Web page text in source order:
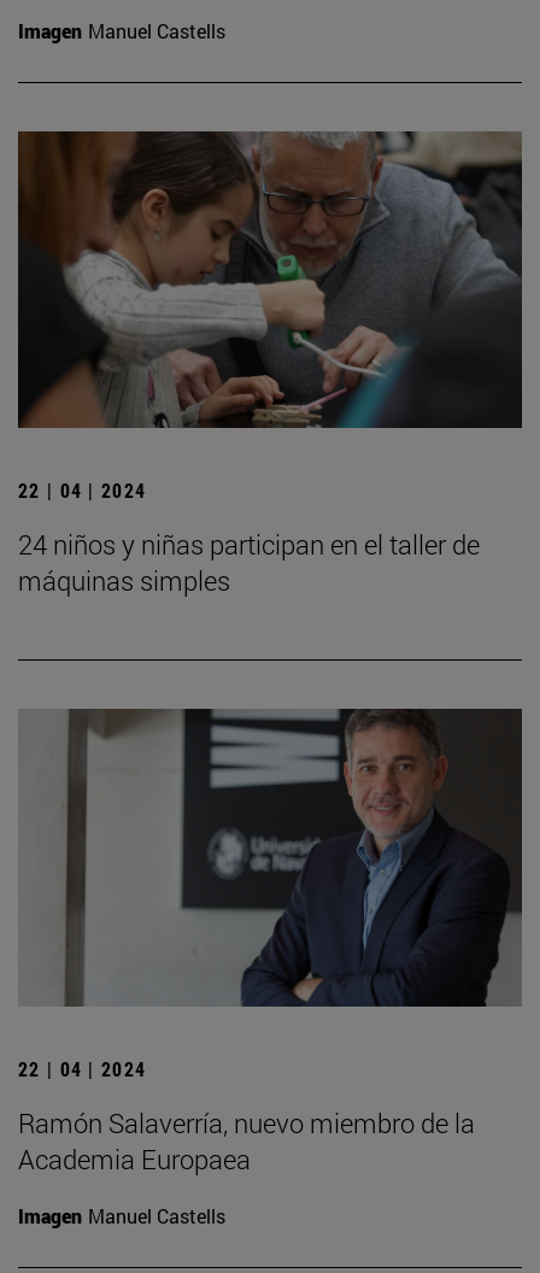
Imagen Manuel Castells
22 | 04 | 2024
24 niños y niñas participan en el taller de
máquinas simples
22 | 04 | 2024
Ramón Salaverría, nuevo miembro de la
Academia Europaea
Imagen Manuel Castells